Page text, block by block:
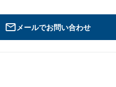
メールでお問い合わせ